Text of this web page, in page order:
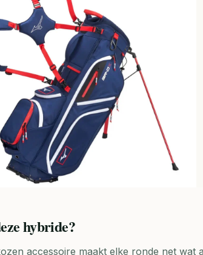
hybride?
accessoire maakt elke ronde net wat